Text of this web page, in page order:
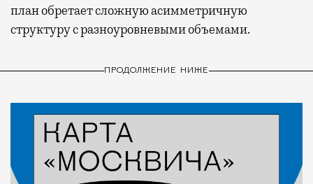
план обретает сложную асимметричную
структуру с разноуровневыми объемами.
ПРОДОЛЖЕНИЕ НИЖЕ